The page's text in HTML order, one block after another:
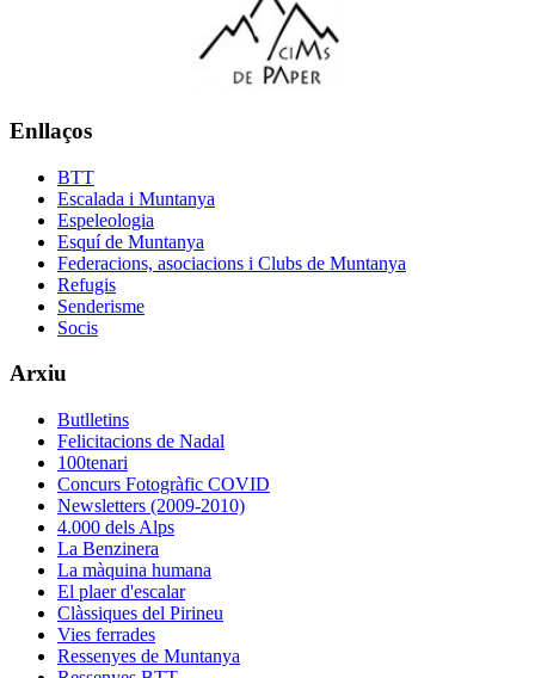
Enllaços
BTT
Escalada i Muntanya
Espeleologia
Esquí de Muntanya
Federacions, asociacions i Clubs de Muntanya
Refugis
Senderisme
Socis
Arxiu
Butlletins
Felicitacions de Nadal
100tenari
Concurs Fotogràfic COVID
Newsletters (2009-2010)
4.000 dels Alps
La Benzinera
La màquina humana
El plaer d'escalar
Clàssiques del Pirineu
Vies ferrades
Ressenyes de Muntanya